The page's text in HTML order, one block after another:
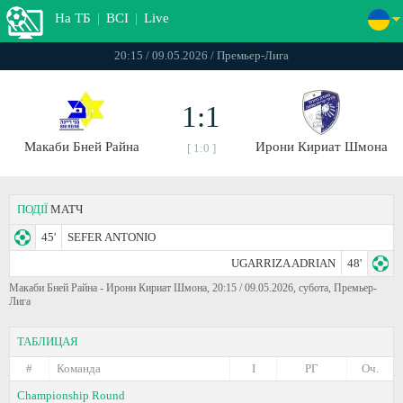
На ТБ | ВСІ | Live
20:15 / 09.05.2026 / Премьер-Лига
Макаби Бней Райна
1:1
[ 1:0 ] Ирони Кириат Шмона
ПОДІЇ МАТЧ
45'
SEFER ANTONIO
UGARRIZA ADRIAN
48'
Макаби Бней Райна - Ирони Кириат Шмона, 20:15 / 09.05.2026, субота, Премьер-
Лига
ТАБЛИЦАЯ
#
Команда Оч.
РГ
I
Championship Round